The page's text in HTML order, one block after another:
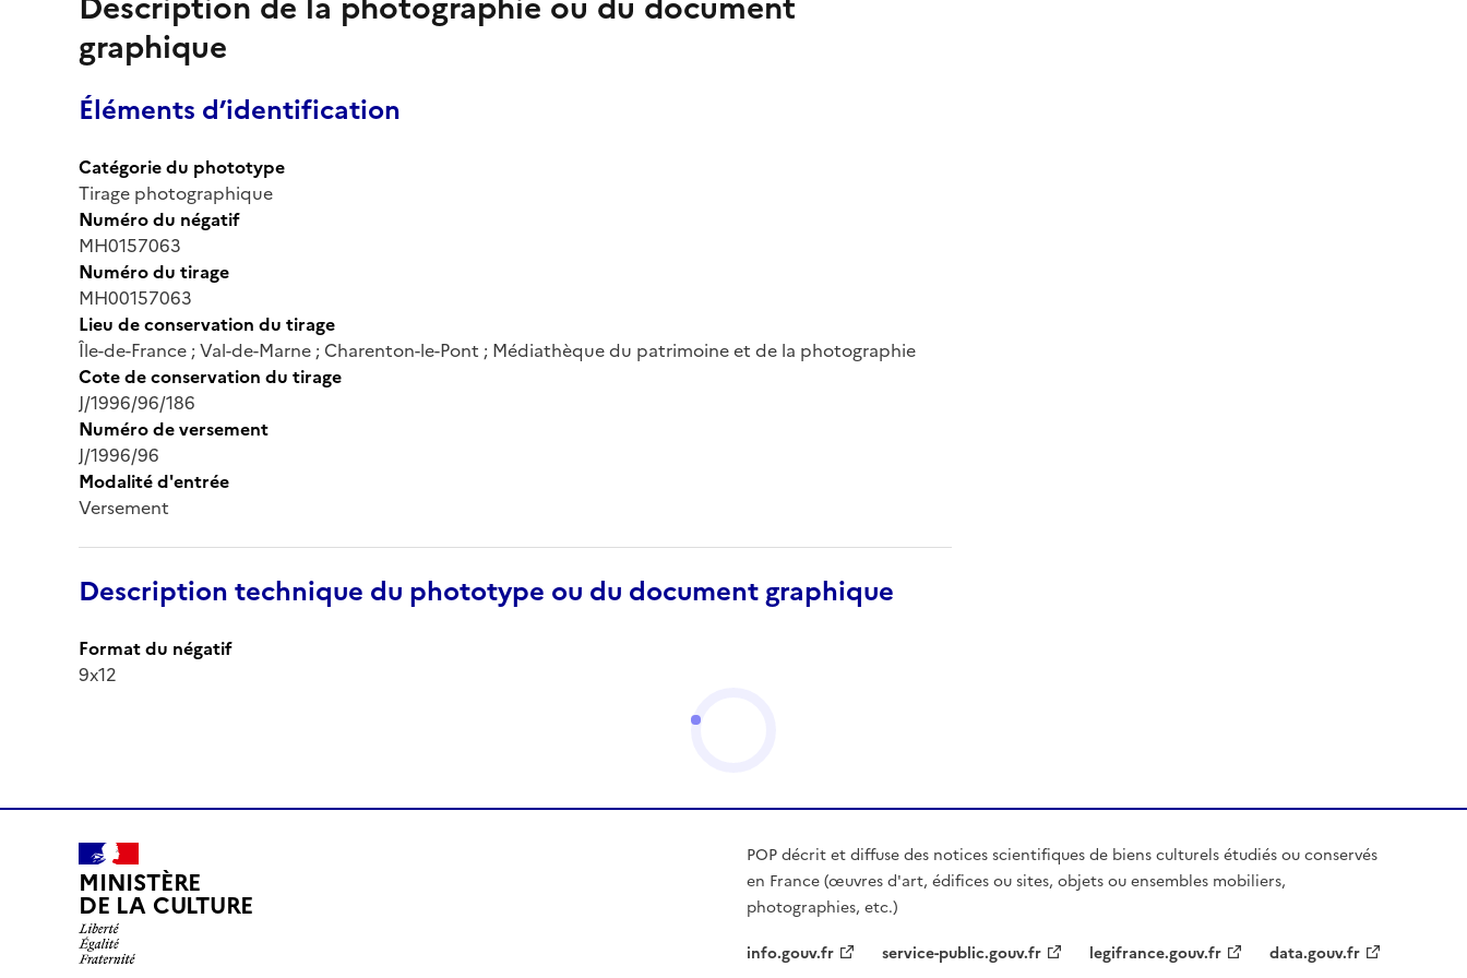
graphique
Éléments d’identification
Catégorie du phototype
Tirage photographique
Numéro du négatif
MH0157063
Numéro du tirage
MH00157063
Lieu de conservation du tirage
Île-de-France ; Val-de-Marne ; Charenton-le-Pont ; Médiathèque du patrimoine et de la photographie
Cote de conservation du tirage
J/1996/96/186
Numéro de versement
J/1996/96
Modalité d'entrée
Versement
Description technique du phototype ou du document graphique
Format du négatif
9x12
MINISTÈRE
DE LA CULTURE
POP décrit et diffuse des notices scientifiques de biens culturels étudiés ou conservés
en France (œuvres d'art, édifices ou sites, objets ou ensembles mobiliers,
photographies, etc.)
info.gouv.fr
service-public.gouv.fr legifrance.gouv.fr data.gouv.fr